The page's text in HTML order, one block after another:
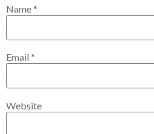
Name*
Email *
Website